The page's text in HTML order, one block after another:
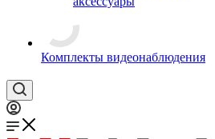
Комплекты видеонаблюдения